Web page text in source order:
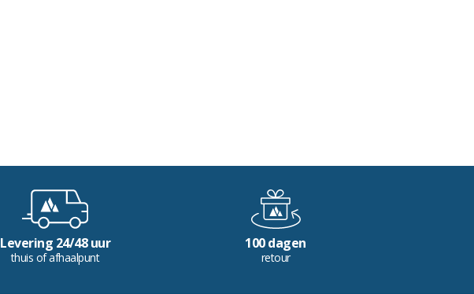
Levering 24/48 uur
thuis of afhaalpunt
100 dagen
retour